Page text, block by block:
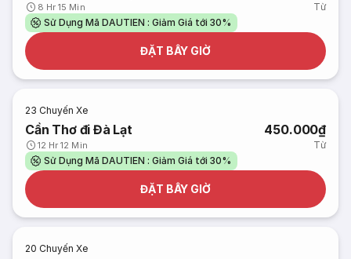
8 Hr 15 Min
Từ
Sử Dụng Mã DAUTIEN : Giảm Giá tới 30%
ĐẶT BÂY GIỜ
23 Chuyến Xe
Cần Thơ đi Đà Lạt
12 Hr 12 Min
450.000₫
Từ
Sử Dụng Mã DAUTIEN : Giảm Giá tới 30%
ĐẶT BÂY GIỜ
20 Chuyến Xe